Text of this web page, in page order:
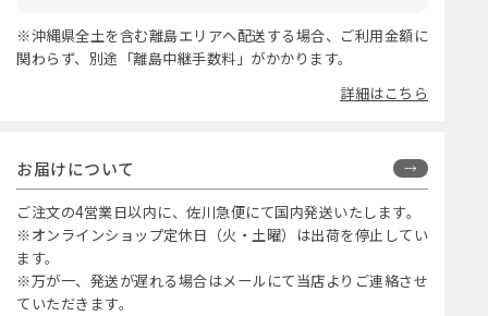
※沖縄県全土を含む離島エリアへ配送する場合、ご利用金額に
関わらず、別途「離島中継手数料」がかかります。
詳細はこちら
お届けについて
ご注文の4営業日以内に、佐川急便にて国内発送いたします。
※オンラインショップ定休日（火・土曜）は出荷を停止してい
ます。
※万が一、発送が遅れる場合はメールにて当店よりご連絡させ
ていただきます。